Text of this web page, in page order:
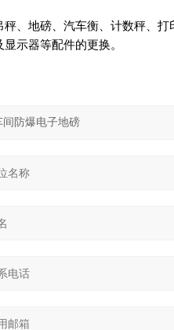
、地磅、汽车衡、计数秤、打
示器等配件的更换。